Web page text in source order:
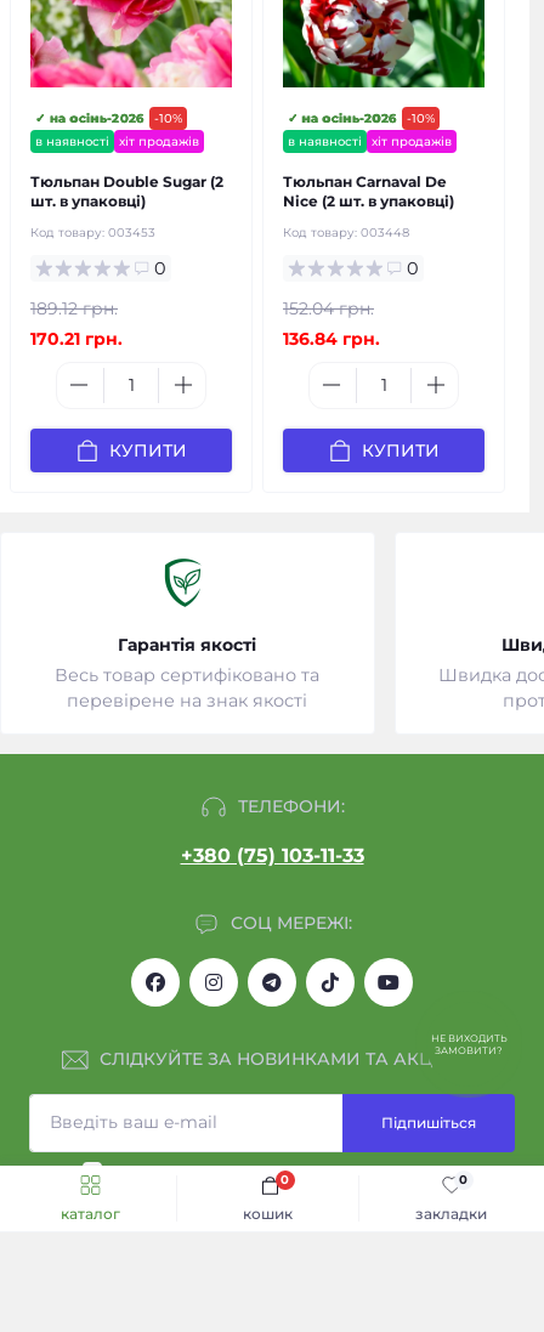
каталог закладки
0
кошик
0
-10%
в наявності
✓ на осінь-2026
хіт продажів
Тюльпан Double Sugar (2
шт. в упаковці)
Код товару: 003453
0
189.12 грн.
170.21 грн.
КУПИТИ
-10%
в наявності
✓ на осінь-2026
хіт продажів
Тюльпан Carnaval De
Nice (2 шт. в упаковці)
Код товару: 003448
0
152.04 грн.
136.84 грн.
КУПИТИ
Гарантія якості
Весь товар сертифіковано та
перевірене на знак якості
Швидка
ТЕЛЕФОНИ:
+380 (75) 103-11-33
СОЦ МЕРЕЖІ:
СЛІДКУЙТЕ ЗА НОВИНКАМИ ТА АКЦІЯМИ:
Підпишіться
Обмін та повернення
НЕ ВИХОДИТЬ
ЗАМОВИТИ?